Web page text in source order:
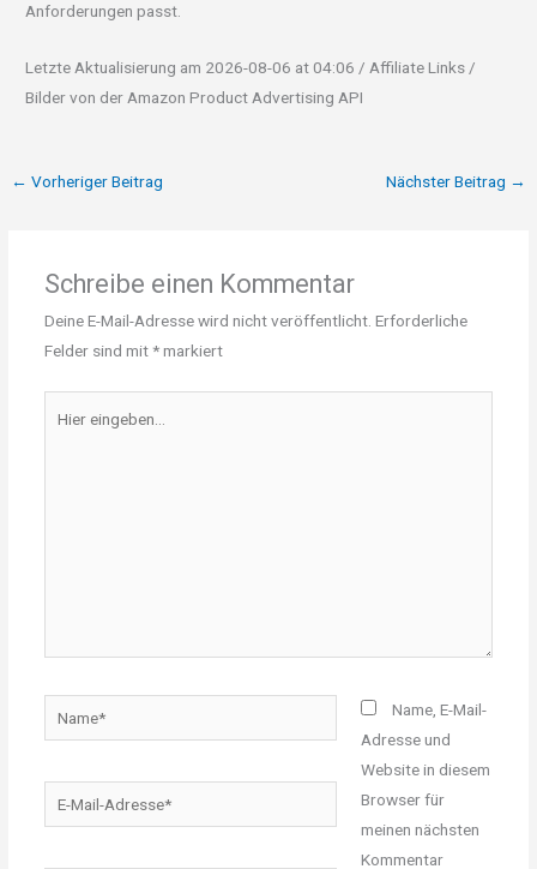
Anforderungen passt.
Letzte Aktualisierung am 2026-08-06 at 04:06 / Affiliate Links /
Bilder von der Amazon Product Advertising API
← Vorheriger Beitrag Nächster Beitrag →
Schreibe einen Kommentar
Deine E-Mail-Adresse wird nicht veröffentlicht. Erforderliche
Felder sind mit*markiert
eingeben…
Mail-
Name, E-Mail-
Adresse und
Website in diesem
Browser für
meinen nächsten
Kommentar